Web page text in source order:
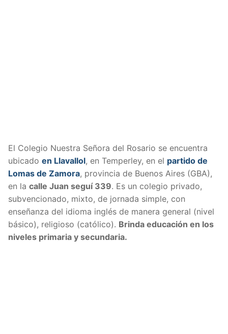
El Colegio Nuestra Señora del Rosario se encuentra
ubicado en Llavallol, en Temperley, en el partido de
Lomas de Zamora, provincia de Buenos Aires (GBA),
en la calle Juan seguí 339. Es un colegio privado,
subvencionado, mixto, de jornada simple, con
enseñanza del idioma inglés de manera general (nivel
básico), religioso (católico). Brinda educación en los
niveles primaria y secundaria.